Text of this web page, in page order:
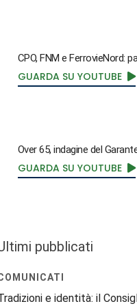
CPO, FNM e FerrovieNord:
GUARDA SU YOUTUBE
Over 65, indagine del
GUARDA SU YOUTUBE
pubblicati
e identità: il